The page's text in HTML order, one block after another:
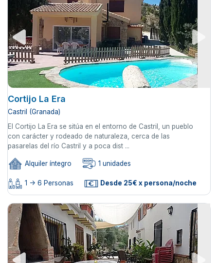
Cortijo La Era
Castril (Granada)
El Cortijo La Era se sitúa en el entorno de Castril, un pueblo
con carácter y rodeado de naturaleza, cerca de las
pasarelas del río Castril y a poca dist ...
Alquiler íntegro 1 unidades
1 -> 6 Personas Desde 25€ x persona/noche